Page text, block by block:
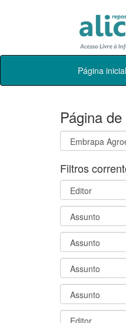
Skip
Página inicial
Página
Filtros